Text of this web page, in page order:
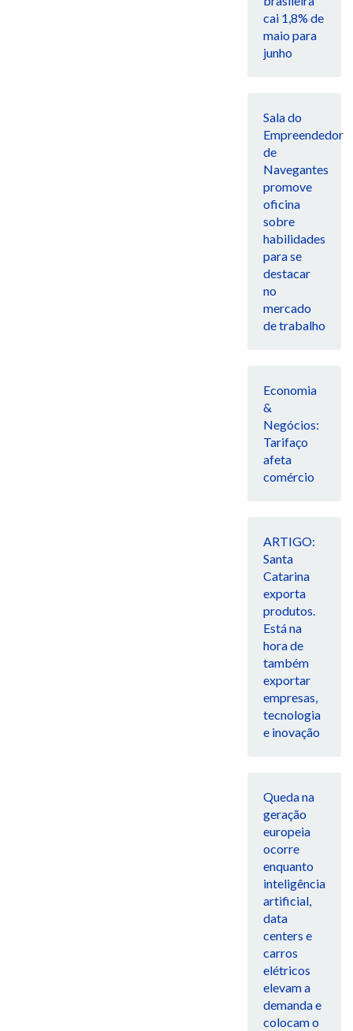
cai 1,8% de
maio para
junho
Sala do
Empreendedor
de
Navegantes
promove
oficina
sobre
habilidades
para se
destacar
no
mercado
de trabalho
Economia
&
Negócios:
Tarifaço
afeta
comércio
ARTIGO:
Santa
Catarina
exporta
produtos.
Está na
hora de
também
exportar
empresas,
tecnologia
e inovação
Queda na
geração
europeia
ocorre
enquanto
inteligência
artificial,
data
centers e
carros
elétricos
elevam a
demanda e
colocam o